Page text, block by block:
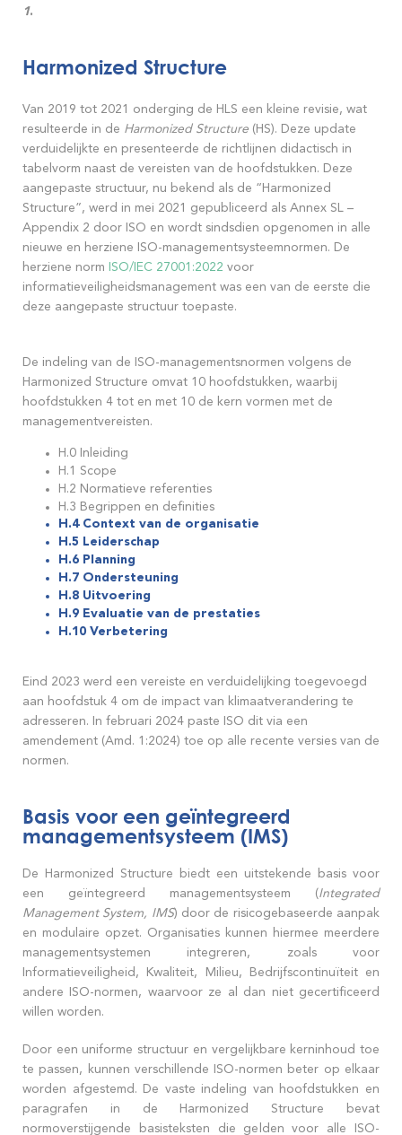
1.
Harmonized Structure
Van 2019 tot 2021 onderging de HLS een kleine revisie, wat
resulteerde in de Harmonized Structure (HS). Deze update
verduidelijkte en presenteerde de richtlijnen didactisch in
tabelvorm naast de vereisten van de hoofdstukken. Deze
aangepaste structuur, nu bekend als de “Harmonized
Structure”, werd in mei 2021 gepubliceerd als Annex SL –
Appendix 2 door ISO en wordt sindsdien opgenomen in alle
nieuwe en herziene ISO-managementsysteemnormen. De
herziene norm
ISO/IEC 27001:2022 voor
informatieveiligheidsmanagement was een van de eerste die
deze aangepaste structuur toepaste.
De indeling van de ISO-managementsnormen volgens de
Harmonized Structure omvat 10 hoofdstukken, waarbij
hoofdstukken 4 tot en met 10 de kern vormen met de
managementvereisten.
H.0 Inleiding
H.1 Scope
H.2 Normatieve referenties
H.3 Begrippen en definities
H.4 Context van de organisatie
H.5 Leiderschap
H.6 Planning
H.7 Ondersteuning
H.8 Uitvoering
H.9 Evaluatie van de prestaties
H.10 Verbetering
Eind 2023 werd een vereiste en verduidelijking toegevoegd
aan hoofdstuk 4 om de impact van klimaatverandering te
adresseren. In februari 2024 paste ISO dit via een
amendement (Amd. 1:2024) toe op alle recente versies van de
normen.
Basis voor een geïntegreerd
managementsysteem (IMS)
De Harmonized Structure biedt een uitstekende basis voor
een geïntegreerd managementsysteem (Integrated
Management System, IMS) door de risicogebaseerde aanpak
en modulaire opzet. Organisaties kunnen hiermee meerdere
managementsystemen integreren, zoals voor
Informatieveiligheid, Kwaliteit, Milieu, Bedrijfscontinuïteit en
andere ISO-normen, waarvoor ze al dan niet gecertificeerd
willen worden.
Door een uniforme structuur en vergelijkbare kerninhoud toe
te passen, kunnen verschillende ISO-normen beter op elkaar
worden afgestemd. De vaste indeling van hoofdstukken en
paragrafen in de Harmonized Structure bevat
normoverstijgende basisteksten die gelden voor alle ISO-